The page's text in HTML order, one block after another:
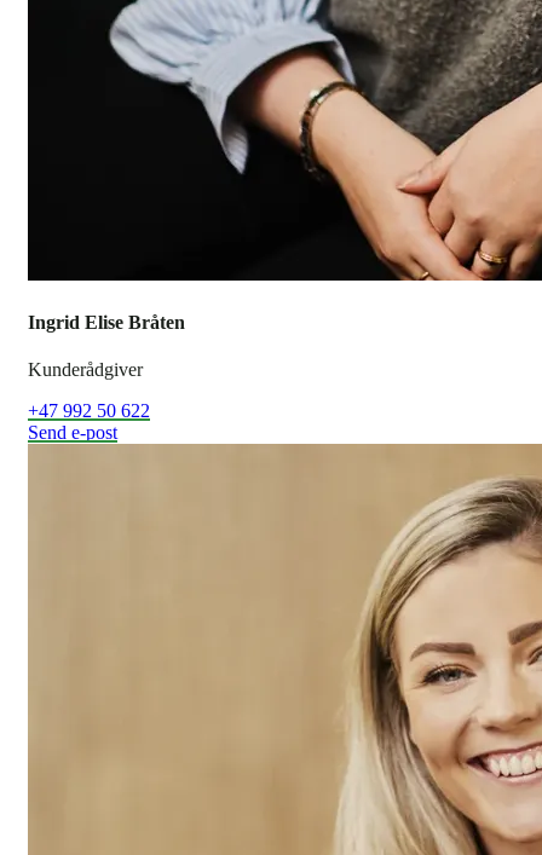
Ingrid Elise Bråten
Kunderådgiver
+47 992 50 622
Send e-post